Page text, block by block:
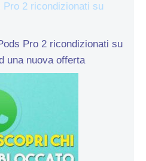
2 ricondizionati su
Pro 2 ricondizionati su
una nuova offerta